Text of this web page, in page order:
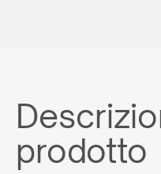
prodotto